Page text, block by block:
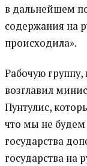
в дальнейшем
содержания на
происходила».
Рабочую
возглавил
Пунтулис,
что мы не
государства
государства на